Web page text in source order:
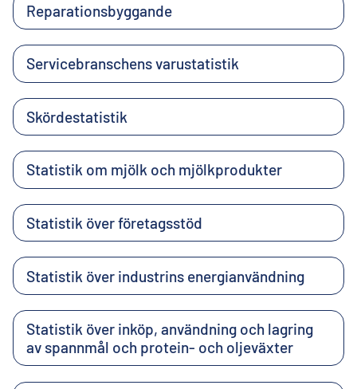
Reparationsbyggande
Servicebranschens varustatistik
Skördestatistik
Statistik om mjölk och mjölkprodukter
Statistik över företagsstöd
Statistik över industrins energianvändning
Statistik över inköp, användning och lagring
av spannmål och protein- och oljeväxter